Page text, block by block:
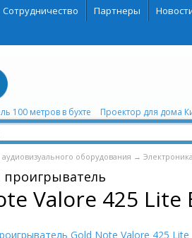
Сотрудничество Партнеры
100 метров в бухте Проектор для дома
оборудования →
Valore 425 Lite